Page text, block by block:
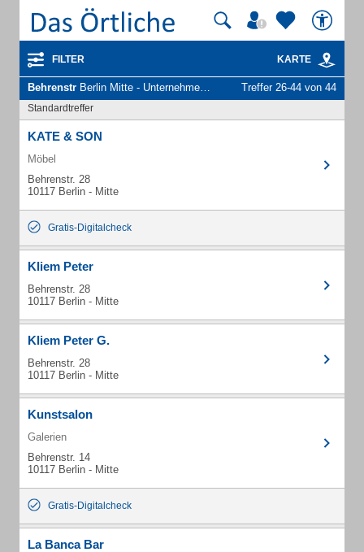
FILTER KARTE
Behrenstr Berlin Mitte - Unternehmen und Personen Treffer 26-44 von 44
Standardtreffer
KATE & SON
Möbel
Behrenstr. 28
10117 Berlin - Mitte
Gratis-Digitalcheck
Kliem Peter
Behrenstr. 28
10117 Berlin - Mitte
Kliem Peter G.
Behrenstr. 28
10117 Berlin - Mitte
Kunstsalon
Galerien
Behrenstr. 14
10117 Berlin - Mitte
Gratis-Digitalcheck
La Banca Bar